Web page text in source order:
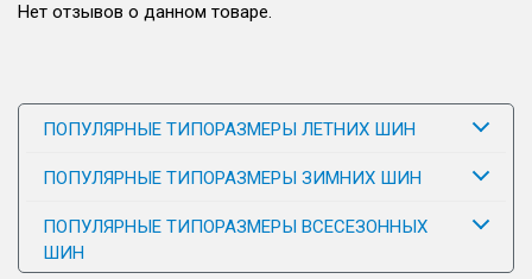
Нет отзывов о данном товаре.
ПОПУЛЯРНЫЕ ТИПОРАЗМЕРЫ ЛЕТНИХ ШИН
ПОПУЛЯРНЫЕ ТИПОРАЗМЕРЫ ЗИМНИХ ШИН
ПОПУЛЯРНЫЕ ТИПОРАЗМЕРЫ ВСЕСЕЗОННЫХ
ШИН